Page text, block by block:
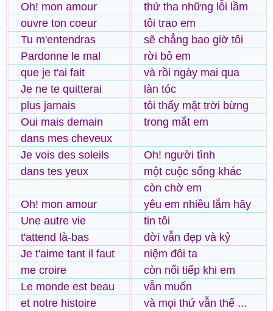
Oh! mon amour
ouvre ton coeur
Tu m'entendras
Pardonne le mal
que je t'ai fait
Je ne te quitterai
plus jamais
Oui mais demain
dans mes cheveux
Je vois des soleils
dans tes yeux
Oh! mon amour
Une autre vie
t'attend là-bas
Je t'aime tant il faut
me croire
Le monde est beau
et notre histoire
thứ tha những lỗi lầm
tôi trao em
sẽ chẳng bao giờ tôi
rời bỏ em
và rồi ngày mai qua
làn tóc
tôi thấy mặt trời bừng
trong mắt em
Oh! người tình
một cuộc sống khác
còn chờ em
yêu em nhiều lắm hãy
tin tôi
đời vẫn đẹp và kỷ
niệm đôi ta
còn nối tiếp khi em
vẫn muốn
và mọi thứ vẫn thế ...